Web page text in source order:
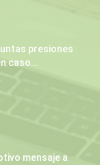
presiones
caso...
mensaje a